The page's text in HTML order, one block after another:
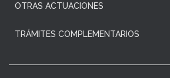
OTRAS ACTUACIONES
TRÁMITES COMPLEMENTARIOS